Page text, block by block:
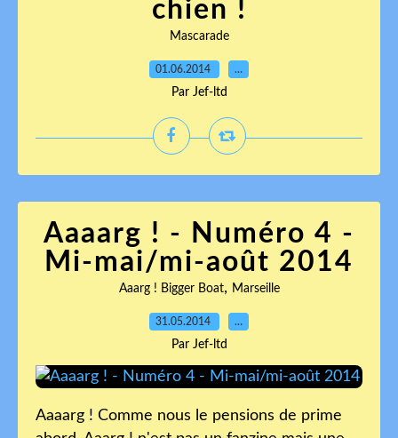
chien !
Mascarade
01.06.2014 …
Par Jef-ltd
Aaaarg ! - Numéro 4 -
Mi-mai/mi-août 2014
Aaarg ! Bigger Boat, Marseille
31.05.2014 …
Par Jef-ltd
Aaaarg ! Comme nous le pensions de prime